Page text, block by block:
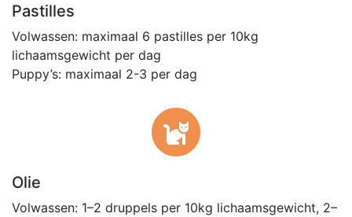
Pastilles
Volwassen: maximaal 6 pastilles per 10kg
lichaamsgewicht per dag
Puppy’s: maximaal 2-3 per dag
Olie
Volwassen: 1–2 druppels per 10kg lichaamsgewicht, 2–